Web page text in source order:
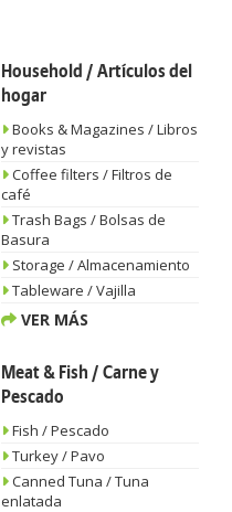
Household / Artículos del
hogar
Books & Magazines / Libros
y revistas
Coffee filters / Filtros de
café
Trash Bags / Bolsas de
Basura
Storage / Almacenamiento
Tableware / Vajilla
VER MÁS
Meat & Fish / Carne y
Pescado
Fish / Pescado
Turkey / Pavo
Canned Tuna / Tuna
enlatada